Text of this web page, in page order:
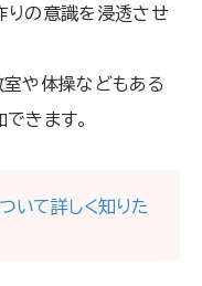
りの意識を浸透させ
室や体操などもある
きます。
ついて詳しく知りた